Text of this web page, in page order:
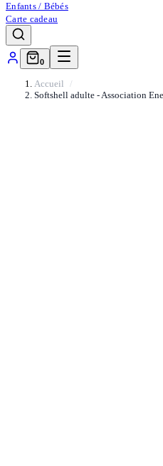
Enfants / Bébés
Carte cadeau
0
Accueil
Softshell adulte - Association